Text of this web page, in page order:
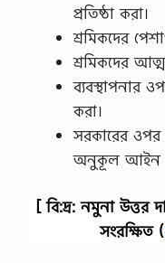
প্রতিষ্ঠা করা।
শ্রমিকদের
শ্রমিকদের
ব্যবস্থাপনার
করা।
সরকারের ওপর
অনুকূল আইন
[ বি:দ্র: নমুনা উত্তর
সংরক্ষিত (